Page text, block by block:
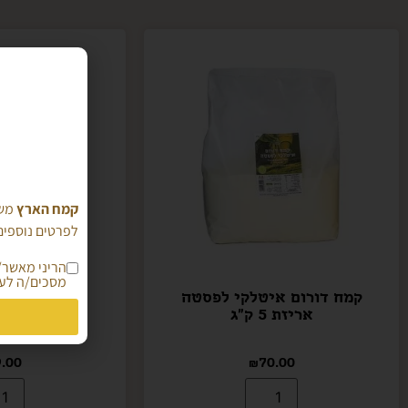
קמח דורום איטלקי לפסטה
אריזת 5 ק"ג
₪70.00
קמח אמר-
קמח הארץ
לפרטים
מסכים/ה